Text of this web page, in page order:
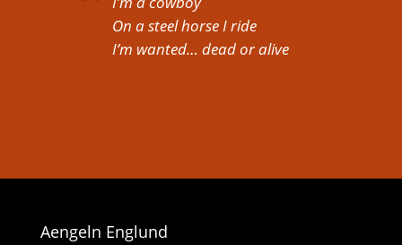
On a steel horse I ride
I’m wanted… dead or alive
Aengeln Englund